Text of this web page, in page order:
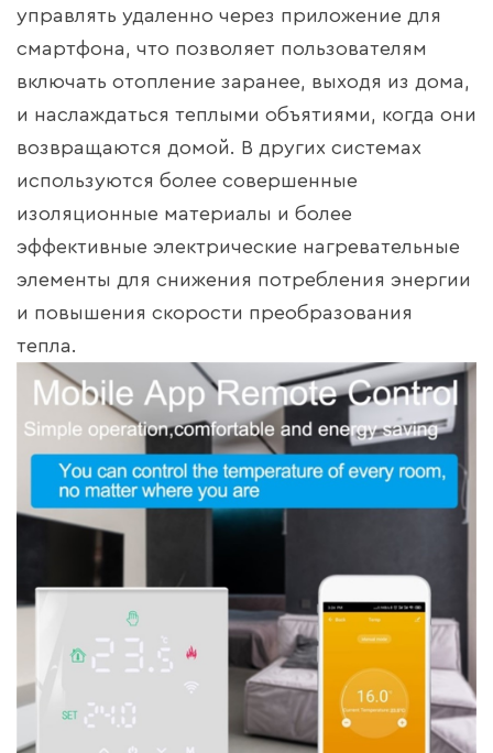
управлять удаленно через приложение для
смартфона, что позволяет пользователям
включать отопление заранее, выходя из дома,
и наслаждаться теплыми объятиями, когда они
возвращаются домой. В других системах
используются более совершенные
изоляционные материалы и более
эффективные электрические нагревательные
элементы для снижения потребления энергии
и повышения скорости преобразования
тепла.